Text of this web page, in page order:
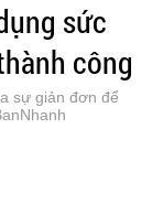
sức
công
sự giản đơn để